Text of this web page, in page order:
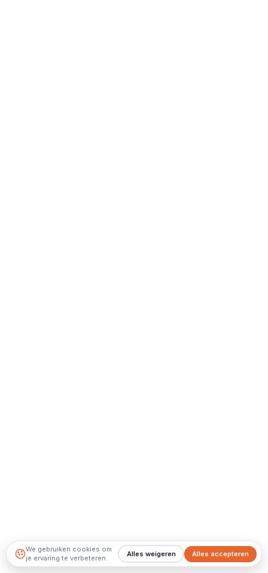
We gebruiken cookies om
je ervaring te verbeteren.
Alles accepteren
Alles weigeren